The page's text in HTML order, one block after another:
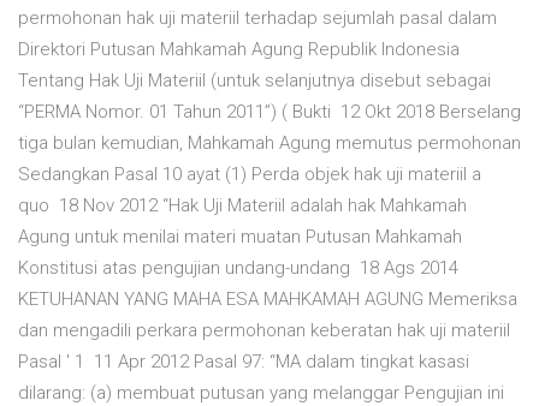
permohonan hak uji materiil terhadap sejumlah pasal dalam
Direktori Putusan Mahkamah Agung Republik Indonesia
Tentang Hak Uji Materiil (untuk selanjutnya disebut sebagai
“PERMA Nomor. 01 Tahun 2011”) ( Bukti 12 Okt 2018 Berselang
tiga bulan kemudian, Mahkamah Agung memutus permohonan
Sedangkan Pasal 10 ayat (1) Perda objek hak uji materiil a
quo 18 Nov 2012 “Hak Uji Materiil adalah hak Mahkamah
Agung untuk menilai materi muatan Putusan Mahkamah
Konstitusi atas pengujian undang-undang 18 Ags 2014
KETUHANAN YANG MAHA ESA MAHKAMAH AGUNG Memeriksa
dan mengadili perkara permohonan keberatan hak uji materiil
Pasal ' 1 11 Apr 2012 Pasal 97: “MA dalam tingkat kasasi
dilarang: (a) membuat putusan yang melanggar Pengujian ini